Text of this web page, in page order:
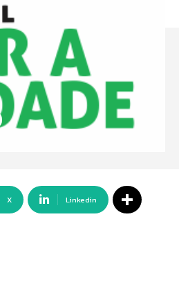
X Linkedin